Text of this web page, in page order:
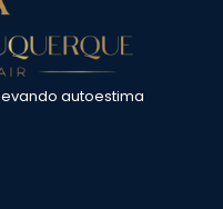
autoestima